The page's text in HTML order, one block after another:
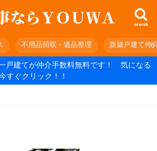
search
不用品回収・遺品整理 新築戸建て仲
戸建てが仲介手数料無料です！ 気になる
すぐクリック！！